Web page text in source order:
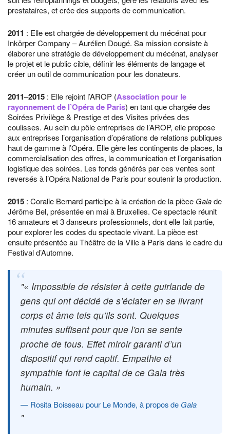
prestataires, et crée des supports de communication.
2011 : Elle est chargée de développement du mécénat pour
Inkörper Company – Aurélien Dougé. Sa mission consiste à
élaborer une stratégie de développement du mécénat, analyser
le projet et le public cible, définir les éléments de langage et
créer un outil de communication pour les donateurs.
2011–2015 : Elle rejoint l’AROP (Association pour le
rayonnement de l’Opéra de Paris) en tant que chargée des
Soirées Privilège & Prestige et des Visites privées des
coulisses. Au sein du pôle entreprises de l’AROP, elle propose
aux entreprises l’organisation d’opérations de relations publiques
haut de gamme à l’Opéra. Elle gère les contingents de places, la
commercialisation des offres, la communication et l’organisation
logistique des soirées. Les fonds générés par ces ventes sont
reversés à l’Opéra National de Paris pour soutenir la production.
2015 : Coralie Bernard participe à la création de la pièce Galade
Jérôme Bel, présentée en mai à Bruxelles. Ce spectacle réunit
16 amateurs et 3 danseurs professionnels, dont elle fait partie,
pour explorer les codes du spectacle vivant. La pièce est
ensuite présentée au Théâtre de la Ville à Paris dans le cadre du
Festival d’Automne.
« Impossible de résister à cette guirlande de
gens qui ont décidé de s’éclater en se livrant
corps et âme tels qu’ils sont. Quelques
minutes suffisent pour que l’on se sente
proche de tous. Effet miroir garanti d’un
dispositif qui rend captif. Empathie et
sympathie font le capital de ce Gala très
humain. »
Rosita Boisseau pour Le Monde, à propos de Gala